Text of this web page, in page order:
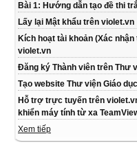
Bài 1: Hướng dẫn tạo đề thi
Lấy lại Mật khẩu trên violet.vn
Kích hoạt tài khoản (Xác
violet.vn
Đăng ký Thành viên trên Thư
Tạo website Thư viện Giáo
Hỗ trợ trực tuyến trên
khiển máy tính từ xa
Xem tiếp